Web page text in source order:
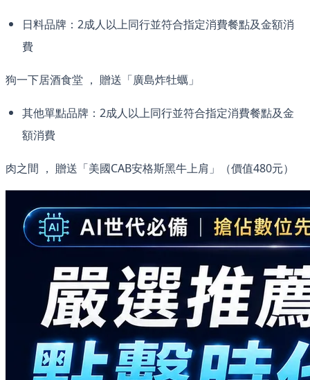
日料品牌：2成人以上同行並符合指定消費餐點及金額消
費
狗一下居酒食堂 ， 贈送「廣島炸牡蠣」
其他單點品牌：2成人以上同行並符合指定消費餐點及金
額消費
肉之間 ， 贈送「美國CAB安格斯黑牛上肩」（價值480元）